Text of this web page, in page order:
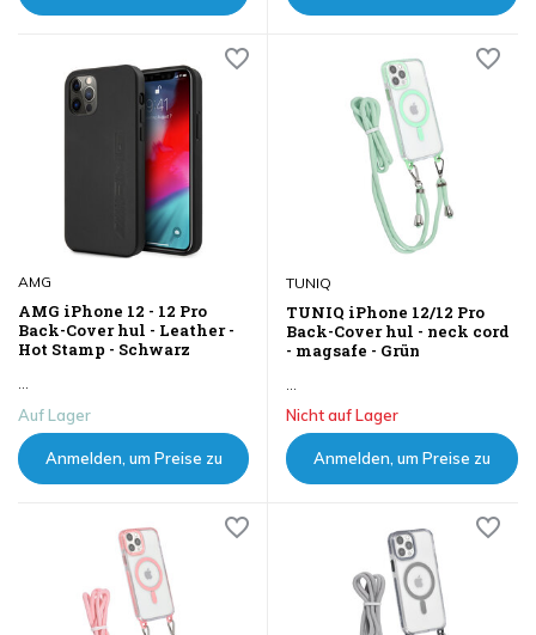
AMG
AMG iPhone 12 - 12 Pro
Back-Cover hul - Leather -
Hot Stamp - Schwarz
...
Auf Lager
Anmelden, um Preise zu
TUNIQ
TUNIQ iPhone 12/12 Pro
Back-Cover hul - neck cord
- magsafe - Grün
...
Nicht auf Lager
Anmelden, um Preise zu